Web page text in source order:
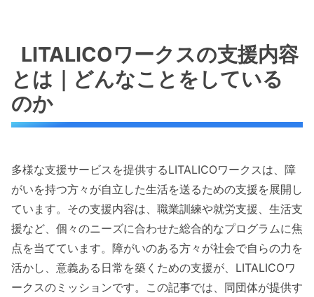
LITALICOワークスの支援内容
とは｜どんなことをしている
のか
多様な支援サービスを提供するLITALICOワークスは、障
がいを持つ方々が自立した生活を送るための支援を展開し
ています。その支援内容は、職業訓練や就労支援、生活支
援など、個々のニーズに合わせた総合的なプログラムに焦
点を当てています。障がいのある方々が社会で自らの力を
活かし、意義ある日常を築くための支援が、LITALICOワ
ークスのミッションです。この記事では、同団体が提供す